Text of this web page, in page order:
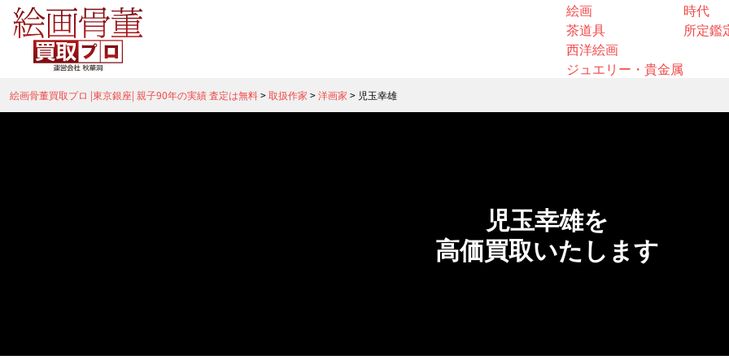
絵画
茶道具
西洋絵画
ジュエリー・貴金属
時代
所定鑑
絵画骨董買取プロ |東京銀座| 親子90年の実績 査定は無料>取扱作家 >洋画家 > 児玉幸雄
児玉幸雄を
高価買取いたします